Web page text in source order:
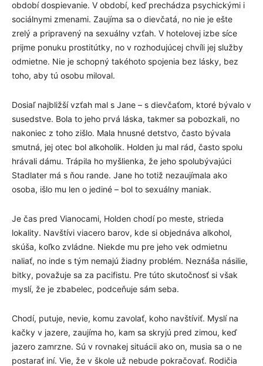
období dospievanie. V období, keď prechádza psychickými i
sociálnymi zmenami. Zaujíma sa o dievčatá, no nie je ešte
zrelý a pripravený na sexuálny vzťah. V hotelovej izbe síce
prijme ponuku prostitútky, no v rozhodujúcej chvíli jej služby
odmietne. Nie je schopný takéhoto spojenia bez lásky, bez
toho, aby tú osobu miloval.
Dosiaľ najbližší vzťah mal s Jane – s dievčaťom, ktoré bývalo v
susedstve. Bola to jeho prvá láska, takmer sa pobozkali, no
nakoniec z toho zišlo. Mala hnusné detstvo, často bývala
smutná, jej otec bol alkoholik. Holden ju mal rád, často spolu
hrávali dámu. Trápila ho myšlienka, že jeho spolubývajúci
Stadlater má s ňou rande. Jane ho totiž nezaujímala ako
osoba, išlo mu len o jediné – bol to sexuálny maniak.
Je čas pred Vianocami, Holden chodí po meste, strieda
lokality. Navštívi viacero barov, kde si objednáva alkohol,
skúša, koľko zvládne. Niekde mu pre jeho vek odmietnu
naliať, no inde s tým nemajú žiadny problém. Neznáša násilie,
bitky, považuje sa za pacifistu. Pre túto skutočnosť si však
myslí, že je zbabelec, podceňuje sám seba.
Chodí, putuje, nevie, komu zavolať, koho navštíviť. Myslí na
kačky v jazere, zaujíma ho, kam sa skryjú pred zimou, keď
jazero zamrzne. Sú v rovnakej situácii ako on, musia sa o ne
postarať iní. Vie, že v škole už nebude pokračovať. Rodičia